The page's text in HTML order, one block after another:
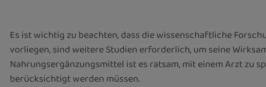
Es ist wichtig zu beachten, dass die wissenschaftliche
vorliegen, sind weitere Studien erforderlich, um seine
Nahrungsergänzungsmittel ist es ratsam, mit einem Arzt zu
berücksichtigt werden müssen.